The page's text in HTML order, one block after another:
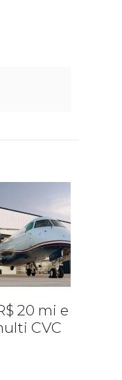
20 mi e
CVC